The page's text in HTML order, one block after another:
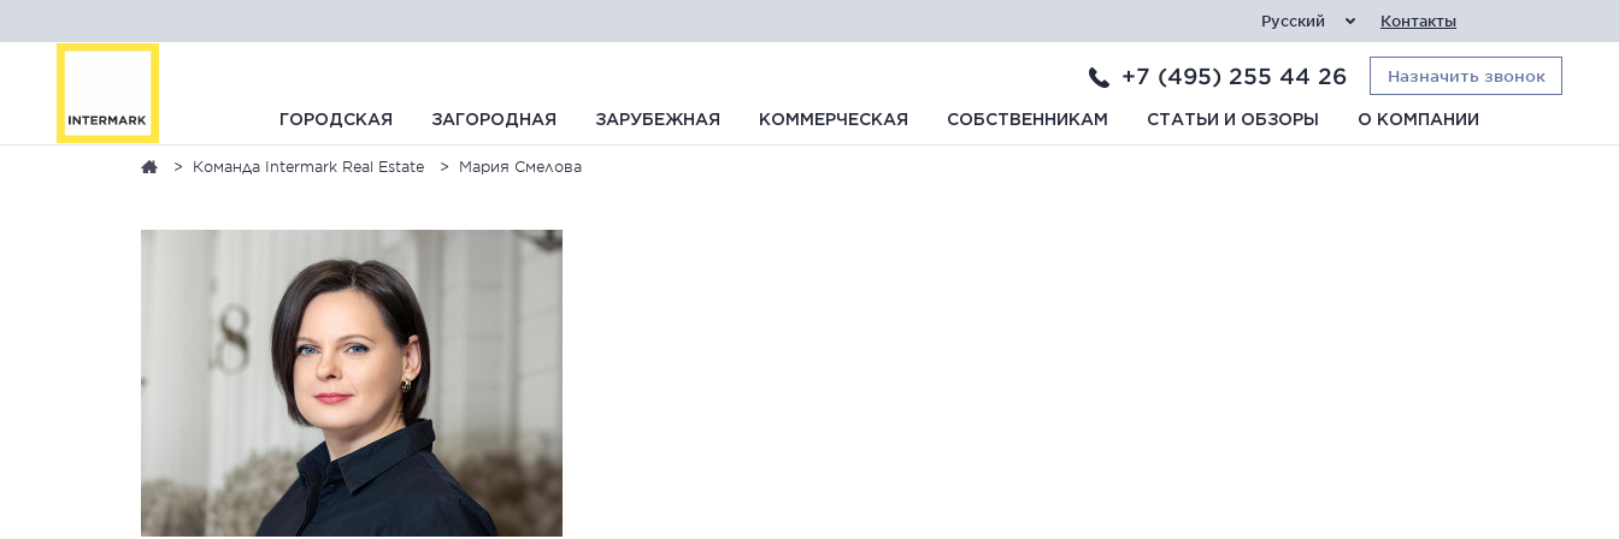
Русский Контакты
+7 (495) 255 44 26 Назначить звонок
ГОРОДСКАЯ ЗАГОРОДНАЯ ЗАРУБЕЖНАЯ КОММЕРЧЕСКАЯ СОБСТВЕННИКАМ СТАТЬИ И ОБЗОРЫ О КОМПАНИИ
Команда Intermark Real Estate Мария Смелова